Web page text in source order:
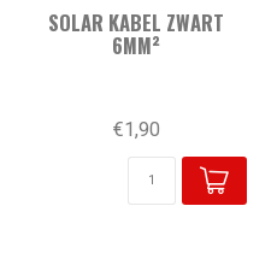
SOLAR KABEL ZWART
6MM²
€1,90